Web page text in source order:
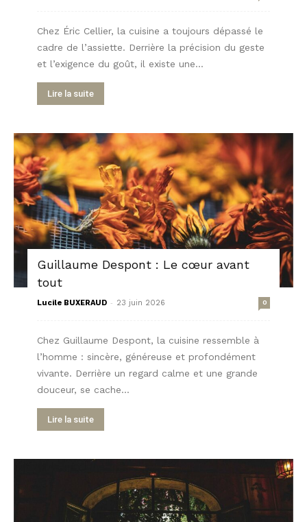
Chez Éric Cellier, la cuisine a toujours dépassé le
cadre de l’assiette. Derrière la précision du geste
et l’exigence du goût, il existe une...
Lire la suite
Guillaume Despont : Le cœur avant
tout
Lucile BUXERAUD - 23 juin 2026 0
Chez Guillaume Despont, la cuisine ressemble à
l’homme : sincère, généreuse et profondément
vivante. Derrière un regard calme et une grande
douceur, se cache...
Lire la suite